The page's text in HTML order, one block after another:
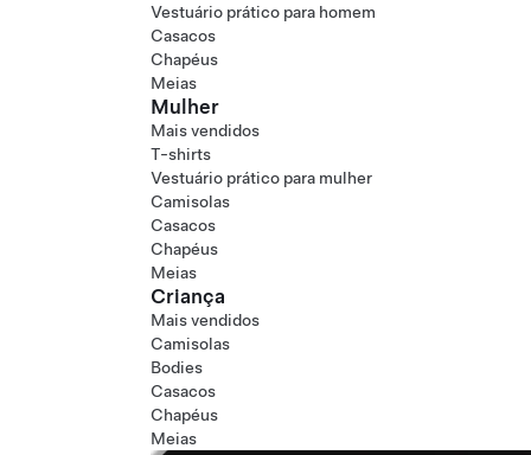
Vestuário prático para homem
Casacos
Chapéus
Meias
Mulher
Mais vendidos
T-shirts
Vestuário prático para mulher
Camisolas
Casacos
Chapéus
Meias
Criança
Mais vendidos
Camisolas
Bodies
Casacos
Chapéus
Meias